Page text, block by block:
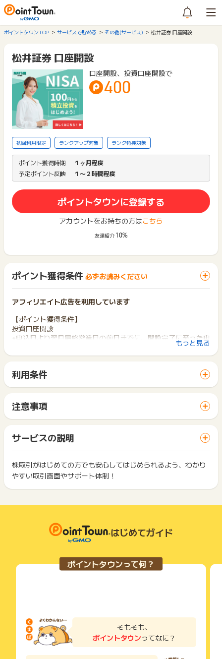
ポイントタウンTOP サービスで貯める その他(サービス) 松井証券 口座開設
松井証券 口座開設
口座開設、投資口座開設で
400
初回利用限定 ランクアップ対象 ランク特典対象
ポイント獲得時期
１ヶ月程度
予定ポイント反映
１〜２時間程度
ポイントタウンに登録する
アカウントをお持ちの方はこちら
友達紹介 10%
ポイント獲得条件 必ずお読みください
アフィリエイト広告を利用しています
【ポイント獲得条件】
投資口座開設
※申込日より翌月最終営業日の前日までに、開設完了に至った申
・いたずら、虚偽申込、重複申込、等 申込日より翌月最終営業
日の前日までに、口座開設完了していない成果
成果
【お問い合わせについて】
問い合わせ期限（獲得予定ポイント未反映）：ご利用日から18
0日以内
問い合わせ期限（否認理由）：否認確定日から180日以内
必要情報：「お申込み番号」※P＋数字の形式必須。不明の場合
は申込氏名（フルネーム）とふりがな必須
※ポイントに関するお問い合わせは、ポイントタウンのサポート
お問い合わせをした場合、ポイント獲得対象外となる場合がご
もっと見る
利用条件
サイトに移動してからお申し込みやお買い物が完了するまでの
間に、同じブラウザ（※）で他のサイトに移動した場合はポイン
ト獲得ができません。
「 口座開設でポイントGET 」ボタンを押した時とサービス・
お買い物利用時で、デバイス・ブラウザが異なる場合はポイン
ト獲得ができません。
2回以上同じお買い物・サービスをご利用される場合は、毎回
ポイントタウンに戻り、「 口座開設でポイントGET 」ボタン
下記の事項に該当する場合、広告主側で対象外とみなし、「獲
・同一端末や同一世帯で、繰り返し利用不可のサービス・お買
い物を複数回ご利用された場合
・他のポイントサイトや比較サイト、検索サイトなどを経由し
ご利用前には、Cookieの削除をおこなっていただくことを推奨
します。
読みください。
お申し込みやお買い物後、利用したサイトから送られる購入完
注意事項
一部のサービスにつきましては、1商品につき10円単位の金額
は切り捨てとなります。
ポイント獲得が1ポイント未満のものは切り捨てとなり、ポイ
ント履歴には記載されません。
原則として広告主側のポイント等を利用して支払われた金額分
につきましては、ポイントタウンのポイント獲得の対象には含
まれません。
各サービス・お買い物の獲得ポイントや獲得条件、キャンペー
ン期間が予告なしに変更される場合がございますが、ご利用さ
条件を達成しているかどうかは各広告主ではなく、代理店が行
っているため、広告主はポイントに関する詳細を把握しており
広告に遷移しない場合は掲載が終了となっておりポイントが獲
得できませんので、ご注意くださいませ。
サービスの説明
株取引がはじめての方でも安心してはじめられるよう、わかり
やすい取引画面やサポート体制！
はじめてガイド
ポイントタウンって何？
そもそも、
ポイントタウンってなに？